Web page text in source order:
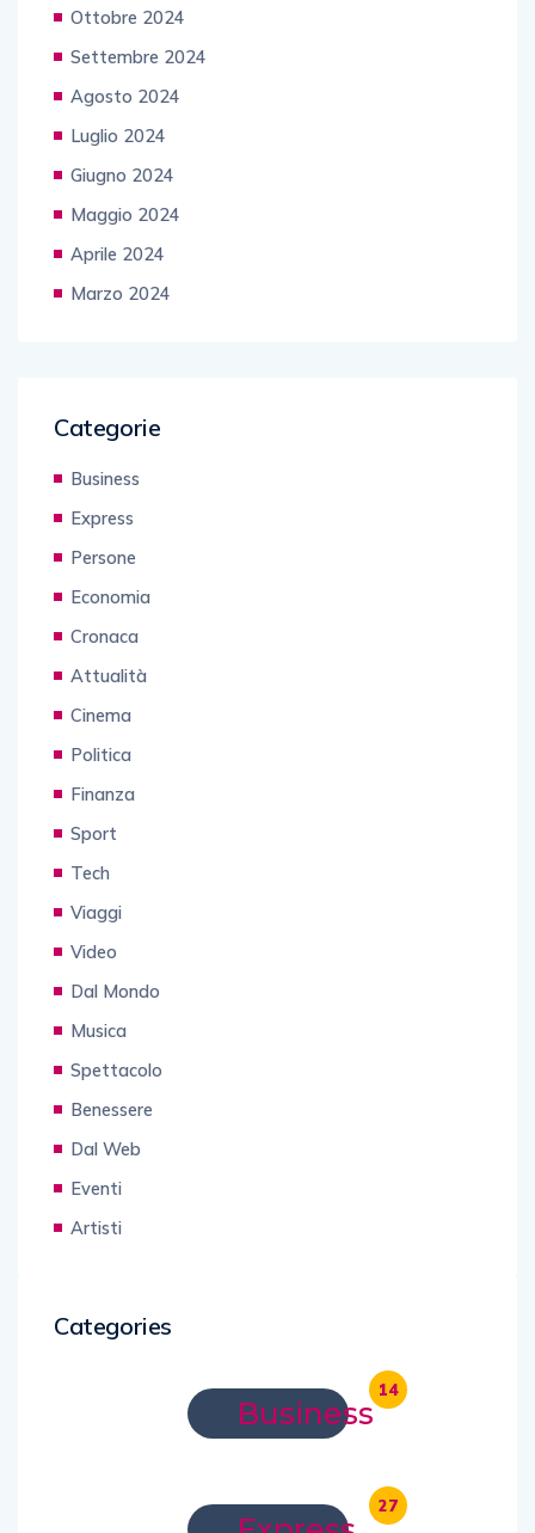
Ottobre 2024
Settembre 2024
Agosto 2024
Luglio 2024
Giugno 2024
Maggio 2024
Aprile 2024
Marzo 2024
Categorie
Business
Express
Persone
Economia
Cronaca
Attualità
Cinema
Politica
Finanza
Sport
Tech
Viaggi
Video
Dal Mondo
Musica
Spettacolo
Benessere
Dal Web
Eventi
Artisti
Categories
Business
14
27